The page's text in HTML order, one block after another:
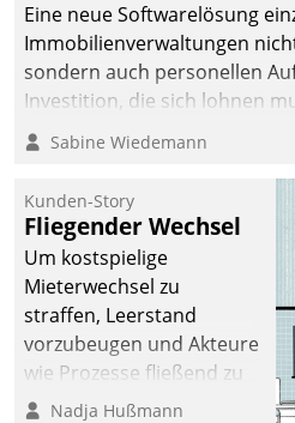
Eine neue Softwarelösung
Immobilienverwaltungen
sondern auch personellen
Investition, die sich lohnen
nachhaltige Optimierung der
dieses Ziel erreicht wird,
Sabine Wiedemann
Kunden-Story
Fliegender Wechsel
Um kostspielige
Mieterwechsel zu
straffen, Leerstand
vorzubeugen und Akteure
wie Prozesse fließend zu
vernetzen, nutzt die
Nadja Hußmann